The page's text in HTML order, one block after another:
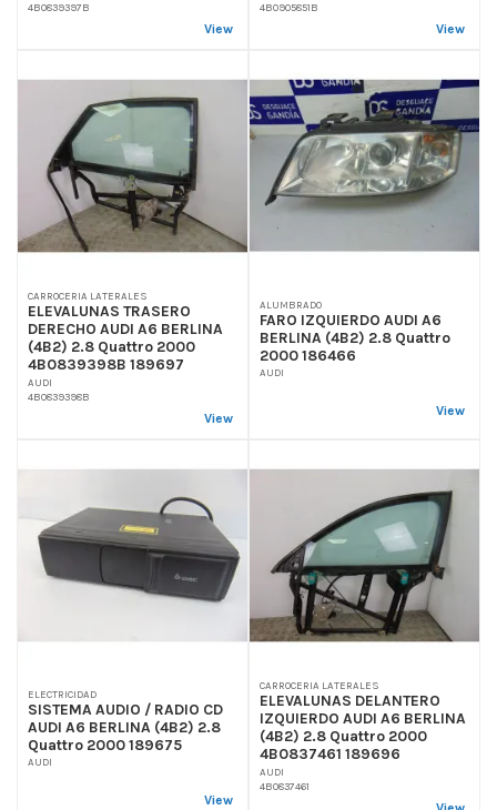
4B0839397B
View
4B0905851B
View
CARROCERIA LATERALES
ELEVALUNAS TRASERO
DERECHO AUDI A6 BERLINA
(4B2) 2.8 Quattro 2000
4B0839398B 189697
AUDI
4B0839398B
View
ALUMBRADO
FARO IZQUIERDO AUDI A6
BERLINA (4B2) 2.8 Quattro
2000 186466
AUDI
View
ELECTRICIDAD
SISTEMA AUDIO / RADIO CD
AUDI A6 BERLINA (4B2) 2.8
Quattro 2000 189675
AUDI
View
CARROCERIA LATERALES
ELEVALUNAS DELANTERO
IZQUIERDO AUDI A6 BERLINA
(4B2) 2.8 Quattro 2000
4B0837461 189696
AUDI
4B0837461